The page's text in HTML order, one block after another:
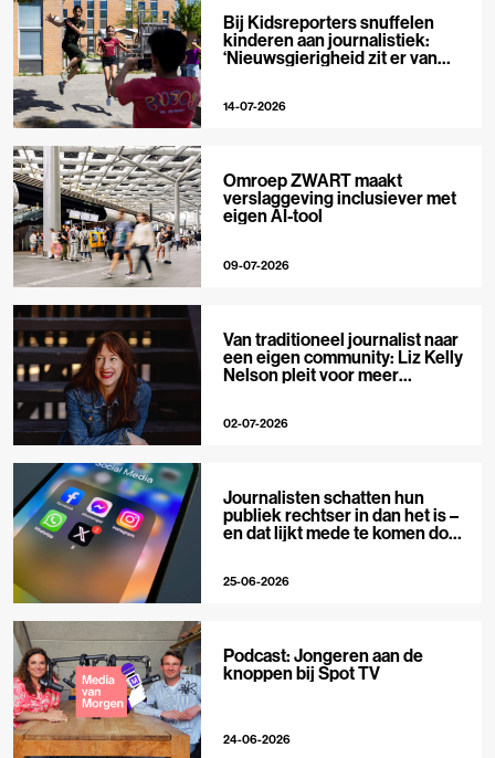
Bij Kidsreporters snuffelen
kinderen aan journalistiek:
‘Nieuwsgierigheid zit er van
14-07-2026
Omroep ZWART maakt
verslaggeving inclusiever met
eigen AI-tool
09-07-2026
Van traditioneel journalist naar
een eigen community: Liz Kelly
Nelson pleit voor meer
02-07-2026
Journalisten schatten hun
publiek rechtser in dan het is –
en dat lijkt mede te komen door
25-06-2026
Podcast: Jongeren aan de
knoppen bij Spot TV
24-06-2026